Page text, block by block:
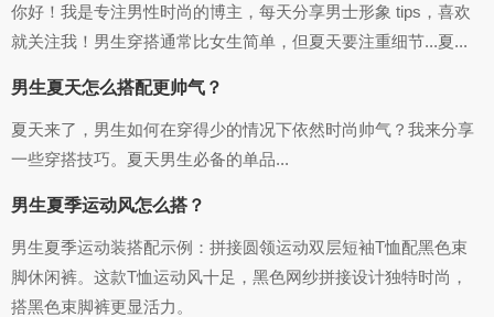
你好！我是专注男性时尚的博主，每天分享男士形象 tips，喜欢
就关注我！男生穿搭通常比女生简单，但夏天要注重细节...夏...
男生夏天怎么搭配更帅气？
夏天来了，男生如何在穿得少的情况下依然时尚帅气？我来分享
一些穿搭技巧。夏天男生必备的单品...
男生夏季运动风怎么搭？
男生夏季运动装搭配示例：拼接圆领运动双层短袖T恤配黑色束
脚休闲裤。这款T恤运动风十足，黑色网纱拼接设计独特时尚，
搭黑色束脚裤更显活力。